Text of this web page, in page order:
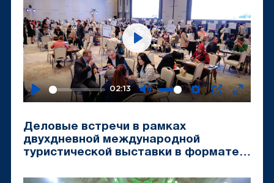
Play
02:13
Mute Settings
PIP Enter
Play
Деловые встречи в рамках
двухдневной международной
туристической выставки в формате